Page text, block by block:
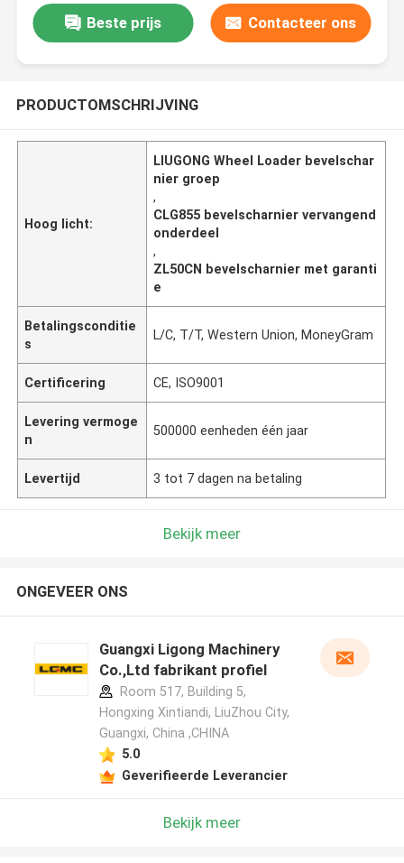
Beste prijs Contacteer ons
PRODUCTOMSCHRIJVING
Hoog licht:
LIUGONG Wheel Loader bevelschar
nier groep
,
CLG855 bevelscharnier vervangend
onderdeel
,
ZL50CN bevelscharnier met garanti
e
Betalingsconditie
s
L/C, T/T, Western Union, MoneyGram
Certificering CE, ISO9001
Levering vermoge
n
500000 eenheden één jaar
Levertijd 3 tot 7 dagen na betaling
Bekijk meer
ONGEVEER ONS
Guangxi Ligong Machinery
Co.,Ltd fabrikant profiel
Room 517, Building 5,
Hongxing Xintiandi, LiuZhou City,
Guangxi, China ,CHINA
5.0
Geverifieerde Leverancier
Bekijk meer